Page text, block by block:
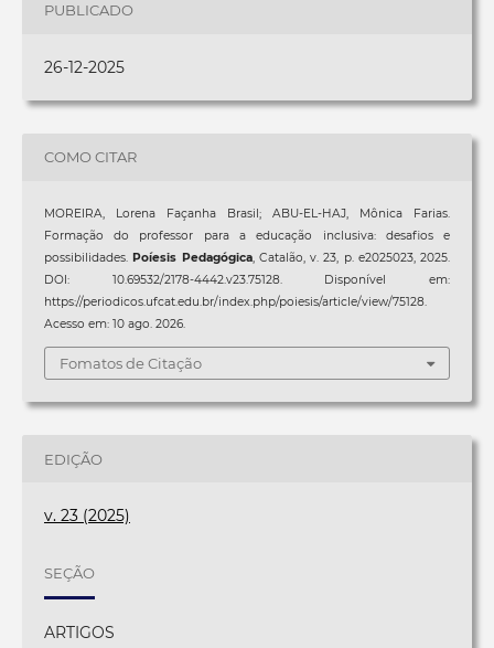
PUBLICADO
26-12-2025
COMO CITAR
MOREIRA, Lorena Façanha Brasil; ABU-EL-HAJ, Mônica Farias.
Formação do professor para a educação inclusiva: desafios e
possibilidades.Poíesis Pedagógica, Catalão, v. 23, p. e2025023, 2025.
DOI: 10.69532/2178-4442.v23.75128. Disponível em:
https://periodicos.ufcat.edu.br/index.php/poiesis/article/view/75128.
Acesso em: 10 ago. 2026.
Fomatos de Citação
EDIÇÃO
v. 23 (2025)
SEÇÃO
ARTIGOS